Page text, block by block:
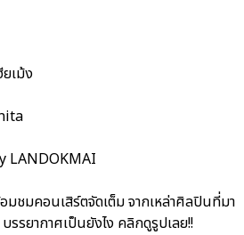
เม้ง
LANDOKMAI
ชมคอนเสิร์ตจัดเต็ม จากเหล่าศิลปินที่มา
รยากาศเป็นยังไง คลิกดูรูปเลย!!